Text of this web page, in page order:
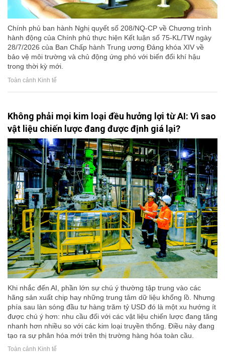
Chính phủ ban hành Nghị quyết số 208/NQ-CP về Chương trình
hành động của Chính phủ thực hiện Kết luận số 75-KL/TW ngày
28/7/2026 của Ban Chấp hành Trung ương Đảng khóa XIV về
bảo vệ môi trường và chủ động ứng phó với biến đổi khí hậu
trong thời kỳ mới.
Toàn cảnh Kinh tế
Không phải mọi kim loại đều hưởng lợi từ AI: Vì sao
vật liệu chiến lược đang được định giá lại?
Khi nhắc đến AI, phần lớn sự chú ý thường tập trung vào các
hãng sản xuất chip hay những trung tâm dữ liệu khổng lồ. Nhưng
phía sau làn sóng đầu tư hàng trăm tỷ USD đó là một xu hướng ít
được chú ý hơn: nhu cầu đối với các vật liệu chiến lược đang tăng
nhanh hơn nhiều so với các kim loại truyền thống. Điều này đang
tạo ra sự phân hóa mới trên thị trường hàng hóa toàn cầu.
Toàn cảnh Kinh tế